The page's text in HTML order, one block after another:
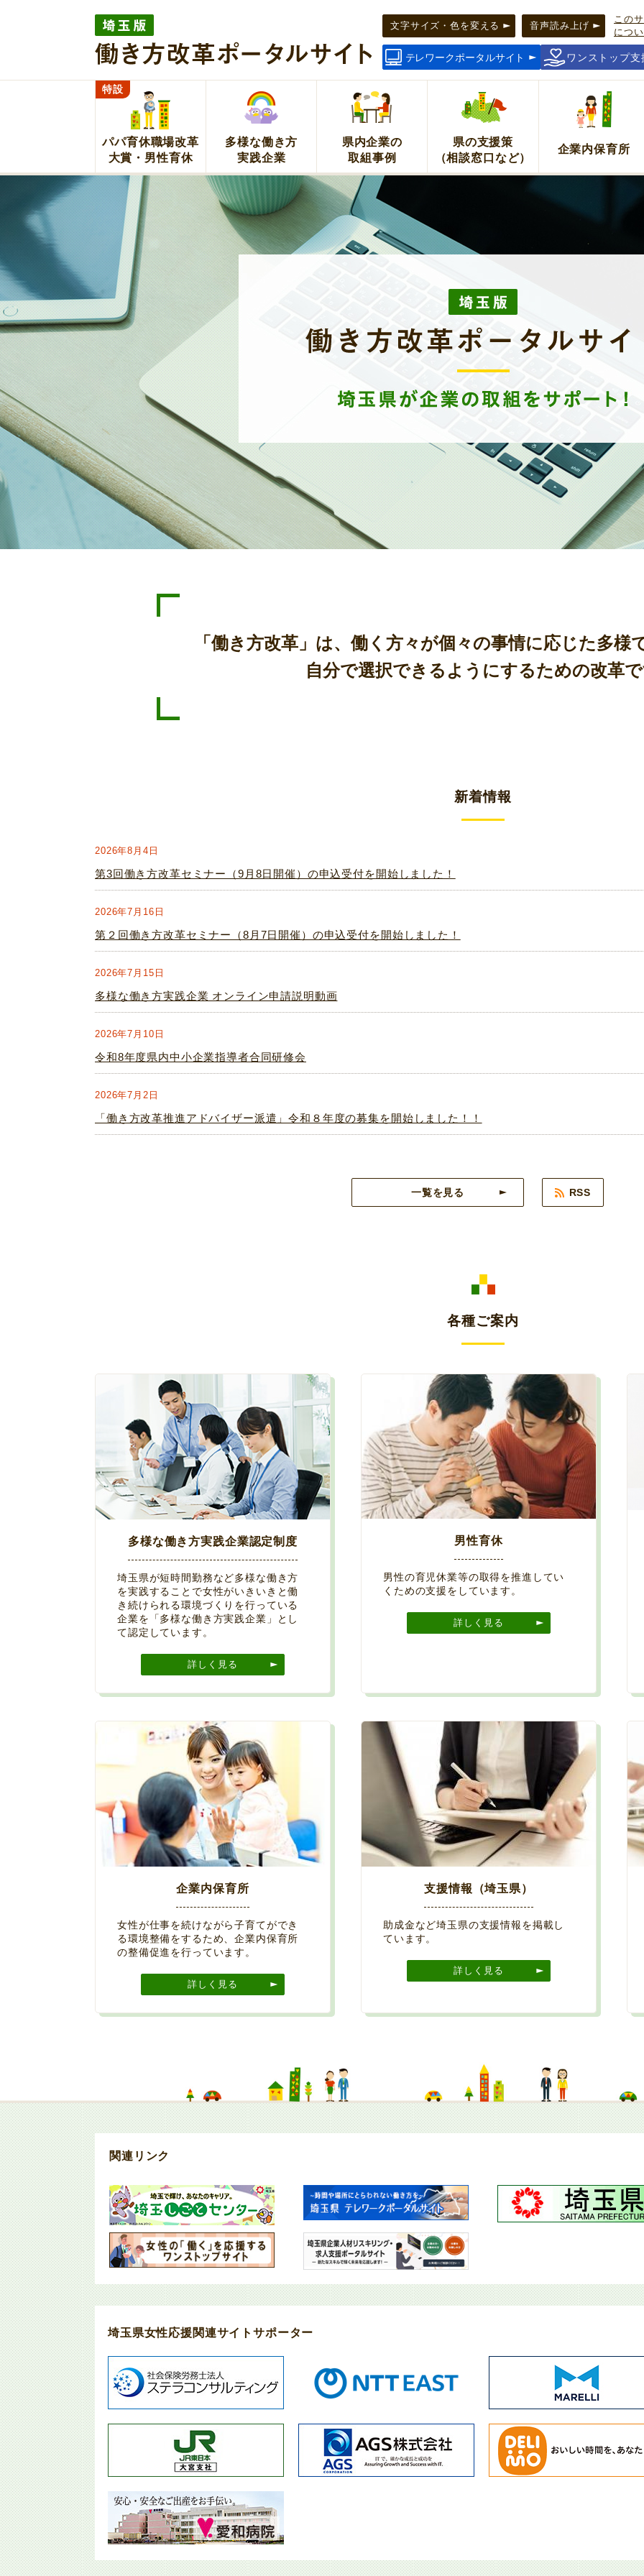
埼玉版働き方改革ポータルサ
イト
文字サイズ・色を変える 音声読み上げ
この
につ
テレワークポータルサイト ワンストップ
パパ育休職場改革
大賞・男性育休
特設
多様な働き方
実践企業
県内企業の
取組事例
県の支援策
（相談窓口など）
企業内保育所
埼玉版働き方改革ポータルサイト 埼玉県が企業の取組をサポート！
「働き方改革」は、働く方々が個々の事情に応じた多様
自分で選択できるようにするための改革
新着情報
2026年8月4日
第3回働き方改革セミナー（9月8日開催）の申込受付を開始しました！
2026年7月16日
第２回働き方改革セミナー（8月7日開催）の申込受付を開始しました！
2026年7月15日
多様な働き方実践企業 オンライン申請説明動画
2026年7月10日
令和8年度県内中小企業指導者合同研修会
2026年7月2日
「働き方改革推進アドバイザー派遣」令和８年度の募集を開始しました！！
一覧を見る RSS
各種ご案内
多様な働き方実践企業認定制度
埼玉県が短時間勤務など多様な働き方
を実践することで女性がいきいきと働
き続けられる環境づくりを行っている
企業を「多様な働き方実践企業」とし
て認定しています。
詳しく見る
男性育休
男性の育児休業等の取得を推進してい
くための支援をしています。
詳しく見る
企業内保育所
女性が仕事を続けながら子育てができ
る環境整備をするため、企業内保育所
の整備促進を行っています。
詳しく見る
支援情報（埼玉県）
助成金など埼玉県の支援情報を掲載し
ています。
詳しく見る
関連リンク
埼玉県女性応援関連サイトサポーター